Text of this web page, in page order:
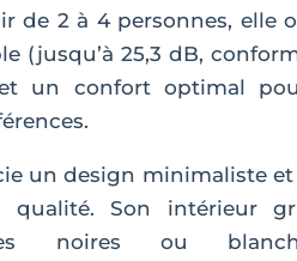
de 2 à 4 personnes, elle
(jusqu’à 25,3 dB,
et un confort optimal
un design minimaliste
qualité. Son intérieur
noires ou